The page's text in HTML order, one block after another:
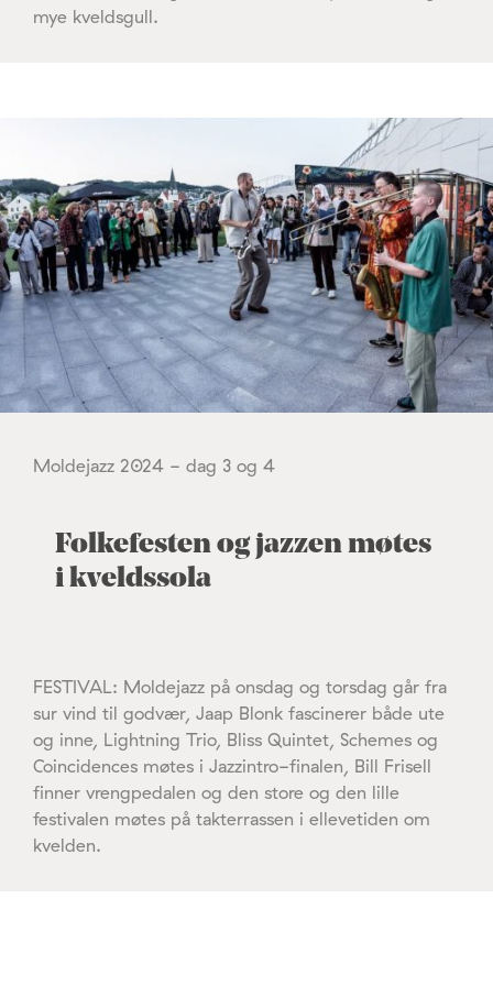
mye kveldsgull.
Moldejazz 2024 - dag 3 og 4
Folkefesten og jazzen møtes
i kveldssola
FESTIVAL: Moldejazz på onsdag og torsdag går fra
sur vind til godvær, Jaap Blonk fascinerer både ute
og inne, Lightning Trio, Bliss Quintet, Schemes og
Coincidences møtes i Jazzintro-finalen, Bill Frisell
finner vrengpedalen og den store og den lille
festivalen møtes på takterrassen i ellevetiden om
kvelden.